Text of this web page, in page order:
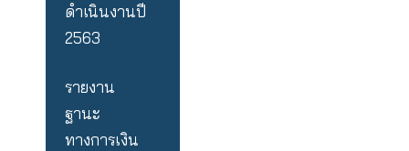
ทางการเงิน
และผลการ
ดำเนินงานปี
2564